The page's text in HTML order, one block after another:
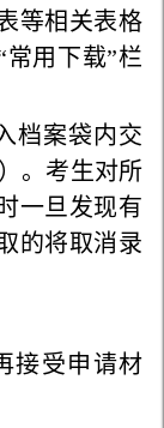
等相关表格
用下载”栏
档案袋内交
。考生对所
一旦发现有
的将取消录
接受申请材